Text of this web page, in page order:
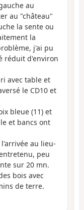
au
au "château"
la sente ou
la
j'ai pu
réduit d'environ
avec table et
le CD10 et
bleue (11) et
et bancs ont
au lieu-
peu
sur 20 mn.
bois avec
de terre.